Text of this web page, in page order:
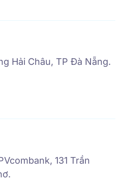
Hải Châu, TP Đà Nẵng.
131 Trần